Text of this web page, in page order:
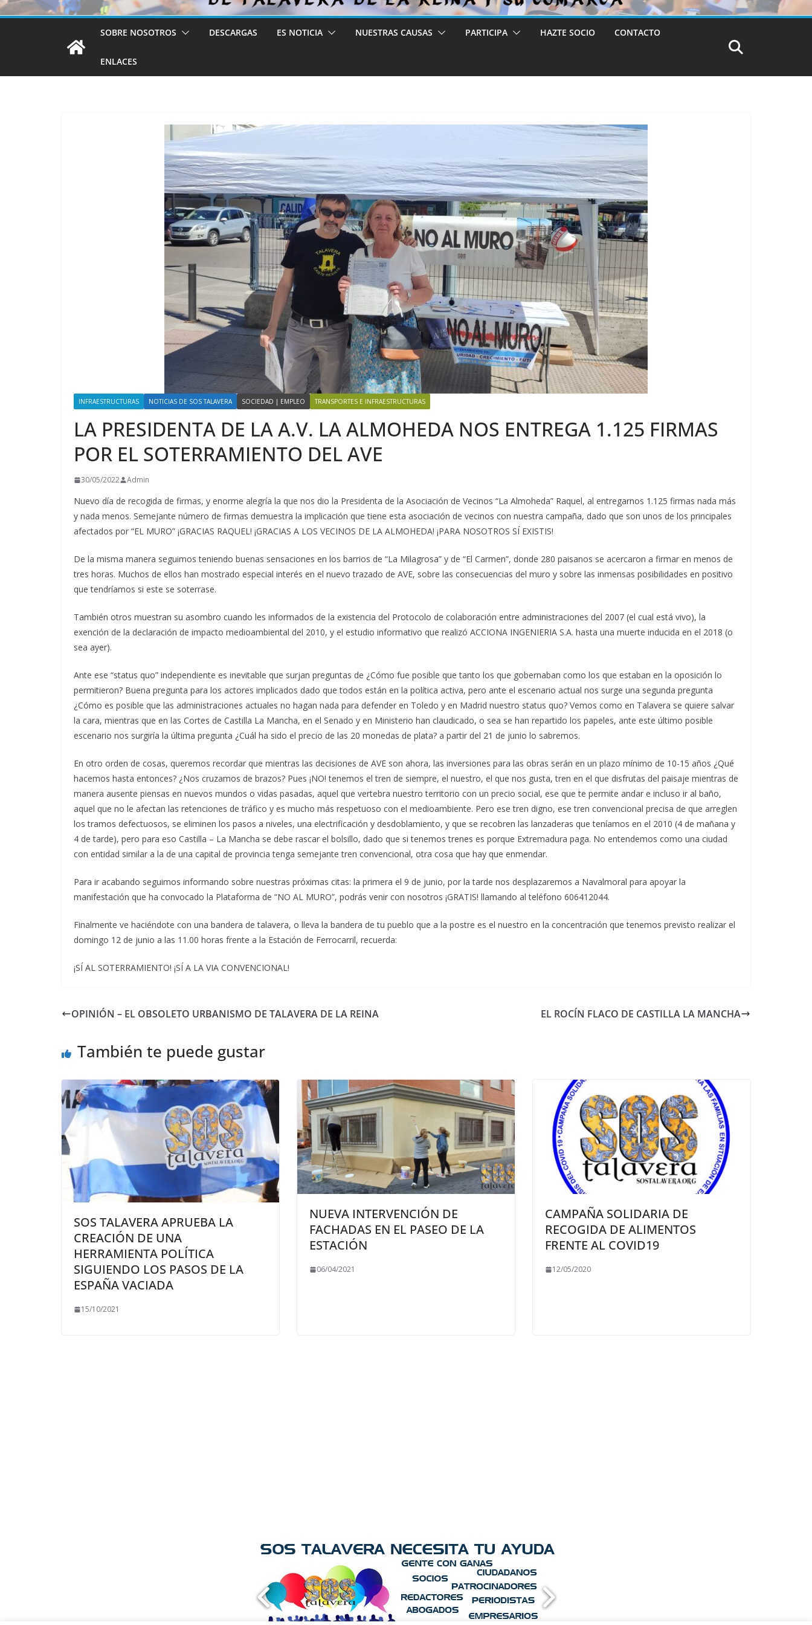
SOBRE NOSOTROS DESCARGAS ES NOTICIA NUESTRAS CAUSAS PARTICIPA HAZTE SOCIO CONTACTO
ENLACES
INFRAESTRUCTURAS NOTICIAS DE SOS TALAVERA SOCIEDAD | EMPLEO TRANSPORTES E INFRAESTRUCTURAS
LA PRESIDENTA DE LA A.V. LA ALMOHEDA NOS ENTREGA 1.125 FIRMAS
POR EL SOTERRAMIENTO DEL AVE
30/05/2022 Admin
Nuevo día de recogida de firmas, y enorme alegría la que nos dio la Presidenta de la Asociación de Vecinos “La Almoheda” Raquel, al entregarnos 1.125 firmas nada más
y nada menos. Semejante número de firmas demuestra la implicación que tiene esta asociación de vecinos con nuestra campaña, dado que son unos de los principales
afectados por “EL MURO” ¡GRACIAS RAQUEL! ¡GRACIAS A LOS VECINOS DE LA ALMOHEDA! ¡PARA NOSOTROS SÍ EXISTIS!
De la misma manera seguimos teniendo buenas sensaciones en los barrios de “La Milagrosa” y de “El Carmen”, donde 280 paisanos se acercaron a firmar en menos de
tres horas. Muchos de ellos han mostrado especial interés en el nuevo trazado de AVE, sobre las consecuencias del muro y sobre las inmensas posibilidades en positivo
que tendríamos si este se soterrase.
También otros muestran su asombro cuando les informados de la existencia del Protocolo de colaboración entre administraciones del 2007 (el cual está vivo), la
exención de la declaración de impacto medioambiental del 2010, y el estudio informativo que realizó ACCIONA INGENIERIA S.A. hasta una muerte inducida en el 2018 (o
sea ayer).
Ante ese “status quo” independiente es inevitable que surjan preguntas de ¿Cómo fue posible que tanto los que gobernaban como los que estaban en la oposición lo
permitieron? Buena pregunta para los actores implicados dado que todos están en la política activa, pero ante el escenario actual nos surge una segunda pregunta
¿Cómo es posible que las administraciones actuales no hagan nada para defender en Toledo y en Madrid nuestro status quo? Vemos como en Talavera se quiere salvar
la cara, mientras que en las Cortes de Castilla La Mancha, en el Senado y en Ministerio han claudicado, o sea se han repartido los papeles, ante este último posible
escenario nos surgiría la última pregunta ¿Cuál ha sido el precio de las 20 monedas de plata? a partir del 21 de junio lo sabremos.
En otro orden de cosas, queremos recordar que mientras las decisiones de AVE son ahora, las inversiones para las obras serán en un plazo mínimo de 10-15 años ¿Qué
hacemos hasta entonces? ¿Nos cruzamos de brazos? Pues ¡NO! tenemos el tren de siempre, el nuestro, el que nos gusta, tren en el que disfrutas del paisaje mientras de
manera ausente piensas en nuevos mundos o vidas pasadas, aquel que vertebra nuestro territorio con un precio social, ese que te permite andar e incluso ir al baño,
aquel que no le afectan las retenciones de tráfico y es mucho más respetuoso con el medioambiente. Pero ese tren digno, ese tren convencional precisa de que arreglen
los tramos defectuosos, se eliminen los pasos a niveles, una electrificación y desdoblamiento, y que se recobren las lanzaderas que teníamos en el 2010 (4 de mañana y
4 de tarde), pero para eso Castilla – La Mancha se debe rascar el bolsillo, dado que si tenemos trenes es porque Extremadura paga. No entendemos como una ciudad
con entidad similar a la de una capital de provincia tenga semejante tren convencional, otra cosa que hay que enmendar.
Para ir acabando seguimos informando sobre nuestras próximas citas: la primera el 9 de junio, por la tarde nos desplazaremos a Navalmoral para apoyar la
manifestación que ha convocado la Plataforma de “NO AL MURO”, podrás venir con nosotros ¡GRATIS! llamando al teléfono 606412044.
Finalmente ve haciéndote con una bandera de talavera, o lleva la bandera de tu pueblo que a la postre es el nuestro en la concentración que tenemos previsto realizar el
domingo 12 de junio a las 11.00 horas frente a la Estación de Ferrocarril, recuerda:
¡SÍ AL SOTERRAMIENTO! ¡SÍ A LA VIA CONVENCIONAL!
OPINIÓN – EL OBSOLETO URBANISMO DE TALAVERA DE LA REINA EL ROCÍN FLACO DE CASTILLA LA MANCHA
También te puede gustar
SOS TALAVERA APRUEBA LA
CREACIÓN DE UNA
HERRAMIENTA POLÍTICA
SIGUIENDO LOS PASOS DE LA
ESPAÑA VACIADA
15/10/2021
NUEVA INTERVENCIÓN DE
FACHADAS EN EL PASEO DE LA
ESTACIÓN
06/04/2021
CAMPAÑA SOLIDARIA DE
RECOGIDA DE ALIMENTOS
FRENTE AL COVID19
12/05/2020